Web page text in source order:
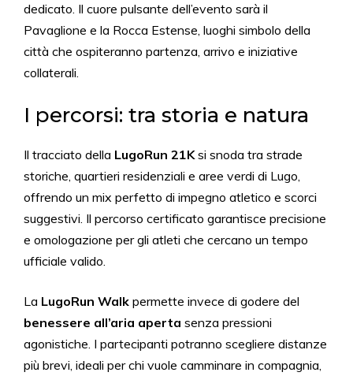
dedicato. Il cuore pulsante dell’evento sarà il
Pavaglione e la Rocca Estense, luoghi simbolo della
città che ospiteranno partenza, arrivo e iniziative
collaterali.
I percorsi: tra storia e natura
Il tracciato della LugoRun 21Ksi snoda tra strade
storiche, quartieri residenziali e aree verdi di Lugo,
offrendo un mix perfetto di impegno atletico e scorci
suggestivi. Il percorso certificato garantisce precisione
e omologazione per gli atleti che cercano un tempo
ufficiale valido.
La LugoRun Walk permette invece di godere del
benessere all’aria aperta senza pressioni
agonistiche. I partecipanti potranno scegliere distanze
più brevi, ideali per chi vuole camminare in compagnia,